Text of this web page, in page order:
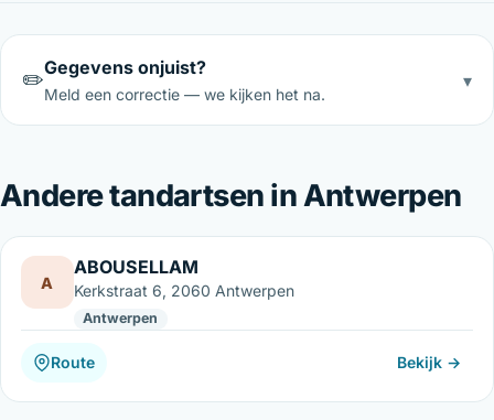
✏️Gegevens onjuist?
Meld een correctie — we kijken het na.
▾
Andere tandartsen in Antwerpen
A
ABOUSELLAM
Kerkstraat 6, 2060 Antwerpen
Antwerpen
Route Bekijk →